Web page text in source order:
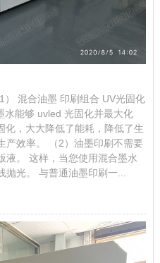
混合油墨 印刷组合 UV光固化
水能够 uvled 光固化并最大化
化，大大降低了能耗，降低了生
产效率。 （2）油墨印刷不需要
液。 这样，当您使用混合墨水
光。 与普通油墨印刷一...